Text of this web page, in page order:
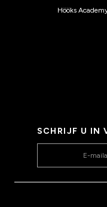
Hööks
SCHRIJF U IN